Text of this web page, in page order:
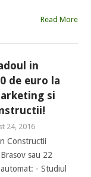
Read More
in
de euro la
si
24, 2016
Constructii
sau 22
- Studiul